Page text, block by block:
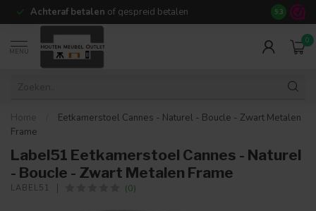
Achteraf betalen of gespreid betalen 14 dagen
9.3
MENU
0
Home
Eetkamerstoel Cannes - Naturel - Boucle - Zwart Metalen
Frame
Label51 Eetkamerstoel Cannes - Naturel
- Boucle - Zwart Metalen Frame
LABEL51 (0)